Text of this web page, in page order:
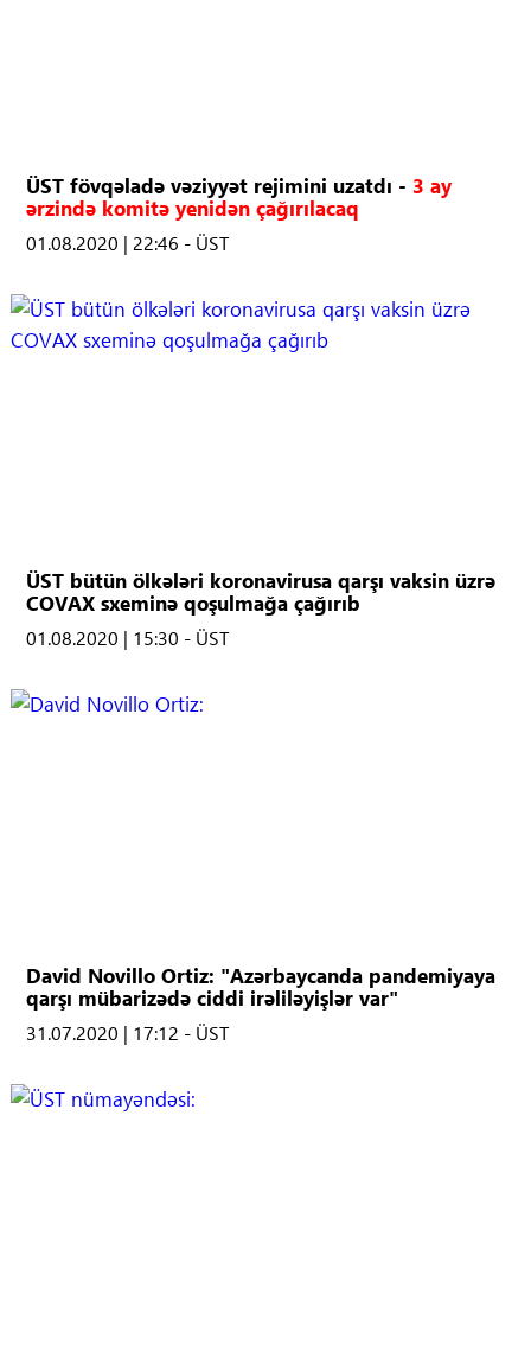
ÜST fövqəladə vəziyyət rejimini uzatdı - 3 ay
ərzində komitə yenidən çağırılacaq
01.08.2020 | 22:46 - ÜST
ÜST bütün ölkələri koronavirusa qarşı vaksin üzrə
COVAX sxeminə qoşulmağa çağırıb
01.08.2020 | 15:30 - ÜST
David Novillo Ortiz: "Azərbaycanda pandemiyaya
qarşı mübarizədə ciddi irəliləyişlər var"
31.07.2020 | 17:12 - ÜST